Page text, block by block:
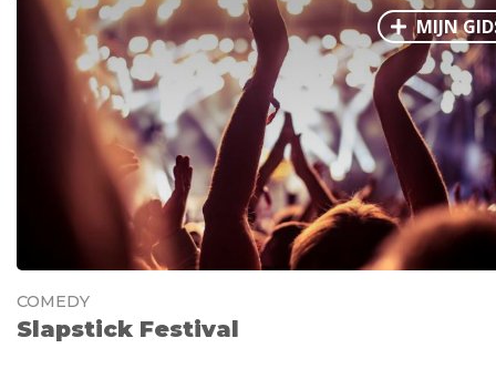
MIJN
COMEDY
Slapstick Festival